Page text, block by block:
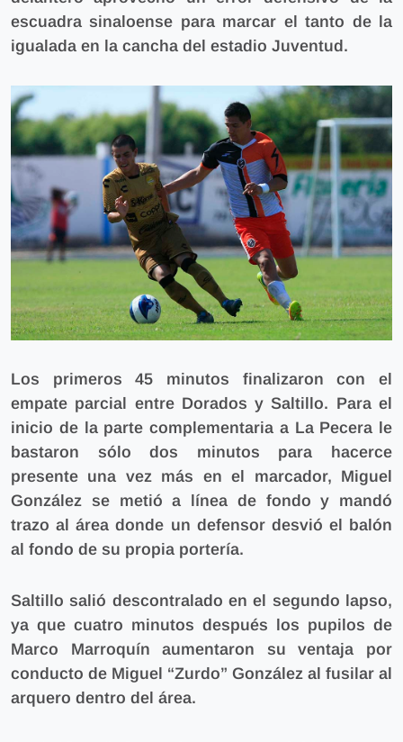
escuadra sinaloense para marcar el tanto de la
igualada en la cancha del estadio Juventud.
Los primeros 45 minutos finalizaron con el
empate parcial entre Dorados y Saltillo. Para el
inicio de la parte complementaria a La Pecera le
bastaron sólo dos minutos para hacerce
presente una vez más en el marcador, Miguel
González se metió a línea de fondo y mandó
trazo al área donde un defensor desvió el balón
al fondo de su propia portería.
Saltillo salió descontralado en el segundo lapso,
ya que cuatro minutos después los pupilos de
Marco Marroquín aumentaron su ventaja por
conducto de Miguel “Zurdo” González al fusilar al
arquero dentro del área.